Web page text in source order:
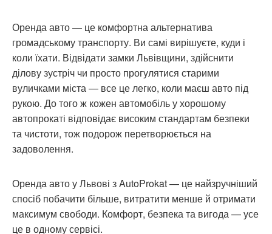
Оренда авто — це комфортна альтернатива
громадському транспорту. Ви самі вирішуєте, куди і
коли їхати. Відвідати замки Львівщини, здійснити
ділову зустріч чи просто прогулятися старими
вуличками міста — все це легко, коли маєш авто під
рукою. До того ж кожен автомобіль у хорошому
автопрокаті відповідає високим стандартам безпеки
та чистоти, тож подорож перетворюється на
задоволення.
Оренда авто у Львові з AutoProkat — це найзручніший
спосіб побачити більше, витратити менше й отримати
максимум свободи. Комфорт, безпека та вигода — усе
це в одному сервісі.